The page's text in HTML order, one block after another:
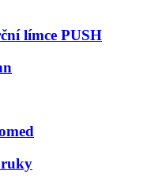
límce PUSH
ruky